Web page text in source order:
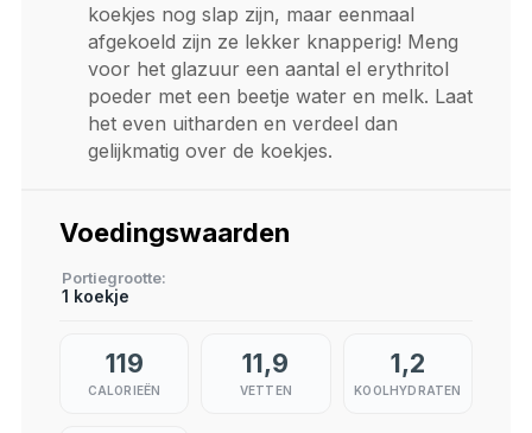
koekjes nog slap zijn, maar eenmaal
afgekoeld zijn ze lekker knapperig! Meng
voor het glazuur een aantal el erythritol
poeder met een beetje water en melk. Laat
het even uitharden en verdeel dan
gelijkmatig over de koekjes.
Voedingswaarden
Portiegrootte
1 koekje
119
CALORIEËN
11,9
VETTEN
1,2
KOOLHYDRATEN